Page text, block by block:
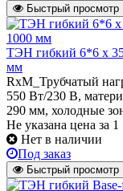
Быстрый просмотр
ТЭН гибкий 6*6 х
мм
RxM_Трубчатый
550 Вт/230 В,
290 мм, холодные
Не указана цена за 1
Нет в наличии
Под заказ
Быстрый просмотр